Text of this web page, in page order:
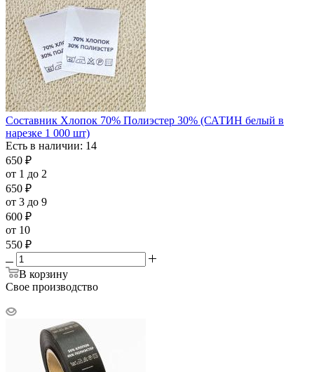
Составник Хлопок 70% Полиэстер 30% (САТИН белый в
нарезке 1 000 шт)
Есть в наличии: 14
650 ₽
от 1 до 2
650 ₽
от 3 до 9
600 ₽
от 10
550 ₽
В корзину
Свое производство